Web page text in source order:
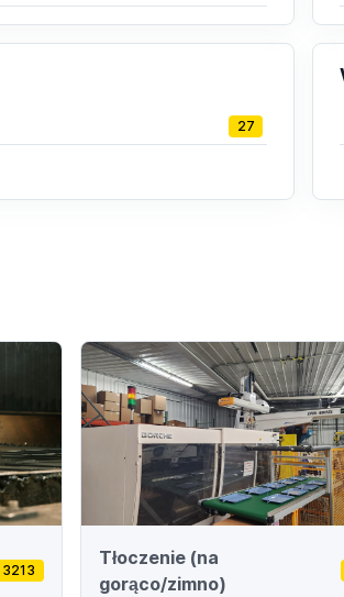
27
3213
Tłoczenie (na
gorąco/zimno)